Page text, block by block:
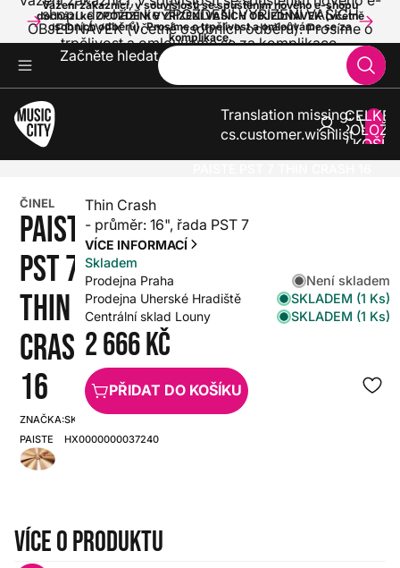
Vážení zákazníci, v souvislosti se spuštěním nového e-shopu
dochází ke ZPOŽDĚNÍ VYŘÍZENÍ VAŠICH OBJEDNÁVEK (včetně
osobních odběrů). Prosíme o trpělivost a omlouváme se za
komplikace.
shopu dochází ke ZPOŽDĚNÍ VYŘÍZENÍ VAŠICH
OBJEDNÁVEK (včetně osobních odběrů). Prosíme o
trpělivost a omlouváme se za komplikace.
Začněte hledat
Translation missing:
cs.customer.wishlist
V
0
ČINEL
PAISTE
PST 7
THIN
CRASH
16
ZNAČKA:
PAISTE
SKU:
HX0000000037240
Thin Crash
- průměr: 16", řada PST 7
VÍCE INFORMACÍ
Skladem
Prodejna Praha
Není skladem
Prodejna Uherské Hradiště
SKLADEM (1 Ks)
Centrální sklad Louny
SKLADEM (1 Ks)
2 666 Kč
PŘIDAT DO KOŠÍKU
Více o produktu